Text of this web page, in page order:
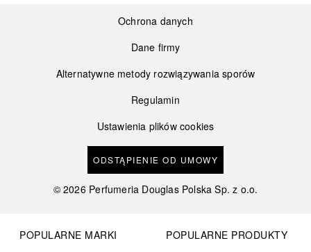
Ochrona danych
Dane firmy
Alternatywne metody rozwiązywania sporów
Regulamin
Ustawienia plików cookies
ODSTĄPIENIE OD UMOWY
©2026 Perfumeria Douglas Polska Sp. z o.o.
POPULARNE MARKI
POPULARNE PRODUKTY